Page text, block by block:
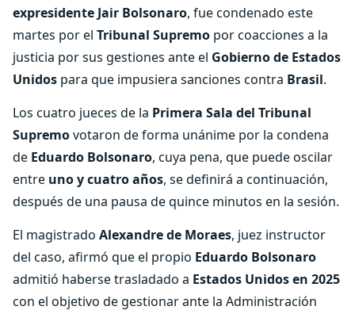
expresidente Jair Bolsonaro, fue condenado este
martes por el Tribunal Supremo por coacciones a la
justicia por sus gestiones ante el Gobierno de Estados
Unidos para que impusiera sanciones contra Brasil.
Los cuatro jueces de la Primera Sala del Tribunal
Supremovotaron de forma unánime por la condena
de Eduardo Bolsonaro, cuya pena, que puede oscilar
entre uno y cuatro años, se definirá a continuación,
después de una pausa de quince minutos en la sesión.
El magistrado Alexandre de Moraes, juez instructor
del caso, afirmó que el propio Eduardo Bolsonaro
admitió haberse trasladado a Estados Unidos en 2025
con el objetivo de gestionar ante la Administración